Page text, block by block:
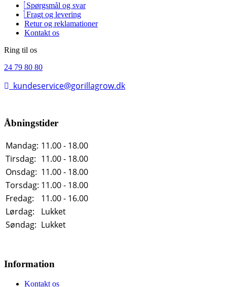
Spørgsmål og svar
Fragt og levering
Retur og reklamationer
Kontakt os
Ring til os
24 79 80 80
kundeservice@gorillagrow.dk
Åbningstider
Mandag: 11.00 - 18.00
Tirsdag: 11.00 - 18.00
Onsdag: 11.00 - 18.00
Torsdag: 11.00 - 18.00
Fredag:
11.00 - 16.00
Lørdag:
Lukket
Søndag: Lukket
Information
Kontakt os